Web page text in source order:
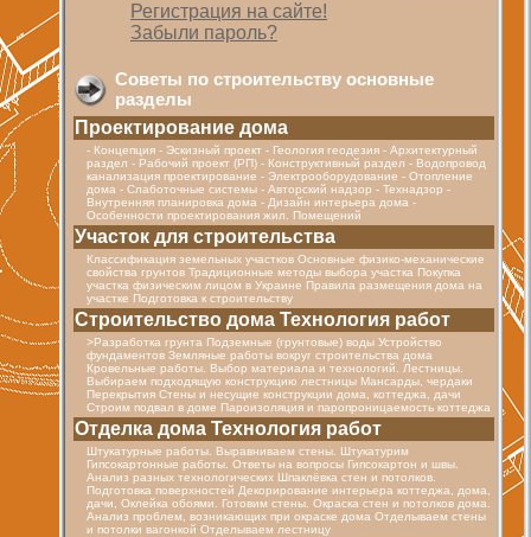
Регистрация на сайте!
Забыли пароль?
Советы по строительству основные
разделы
Проектирование дома
- Концепция - Эскизный проект - Геология геодезия - Архитектурный
раздел - Рабочий проект (РП) - Конструктивный раздел - Водопровод
канализация проектирование - Электрооборудование - Отопление
дома - Cлаботочные системы - Авторский надзор - Технадзор -
Внутренняя планировка дома - Дизайн интерьера дома -
Особенности проектирования жил. Помещений
Участок для строительства
Классификация земельных участков Основные физико-механические
свойства грунтов Традиционные методы выбора участка Покупка
участка физическим лицом в Украине Правила размещения дома на
участке Подготовка к строительству
Строительство дома Технология работ
>Разработка грунта Подземные (грунтовые) воды Устройство
фундаментов Земляные работы вокруг строительства дома
Кровельные работы. Выбор материала и технологий. Лестницы.
Выбираем подходящую конструкцию лестницы Мансарды, чердаки
Перекрытия Стены и несущие конструкции дома, коттеджа, дачи
Строим подвал в доме Пароизоляция и паропроницаемость коттеджа
Отделка дома Технология работ
Штукатурные работы. Выравниваем стены. Штукатурим
Гипсокартонные работы. Ответы на вопросы Гипсокартон и швы.
Анализ разных технологических Шпаклёвка стен и потолков.
Подготовка поверхностей Декорирование интерьера коттеджа, дома,
дачи, Оклейка обоями. Готовим стены. Окраска стен и потолков дома.
Анализ проблем, возникающих при окраске дома Отделываем стены
и потолки вагонкой Отделываем лестницу